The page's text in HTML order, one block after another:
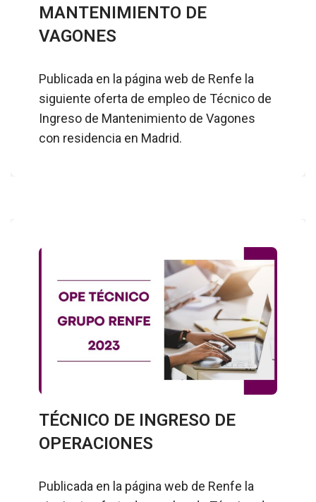
MANTENIMIENTO DE
VAGONES
Publicada en la página web de Renfe la
siguiente oferta de empleo de Técnico de
Ingreso de Mantenimiento de Vagones
con residencia en Madrid.
TÉCNICO DE INGRESO DE
OPERACIONES
Publicada en la página web de Renfe la